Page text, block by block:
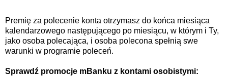
Premię za polecenie konta otrzymasz do końca miesiąca
kalendarzowego następującego po miesiącu, w którym i Ty,
jako osoba polecająca, i osoba polecona spełnią swe
warunki w programie poleceń.
Sprawdź promocje mBanku z kontami osobistymi: